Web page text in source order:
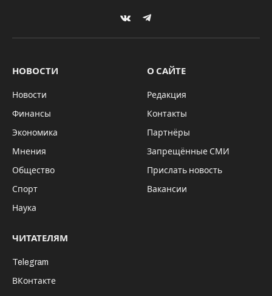
Сургута в Баку обнаружили сотрудники
Тюменской таможни. Свои накопления в
размере 4 000 долларов США и 744 тысячи
рублей наличными путешественница
взяла с собой в зеленый коридор зоны
таможенного контроля. «О необходимости
декларирования наличных денег не
знала», – призналась нарушительница
таможенного поста Игорь Галузин: «Со 2 марта
2022 года временно запрещено вывозить из